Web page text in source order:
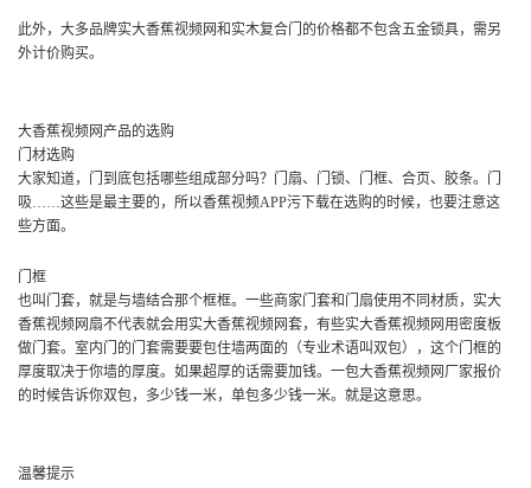
此外，大多品牌实大香蕉视频网和实木复合门的价格都不包含五金锁具，需另
外计价购买。
大香蕉视频网产品的选购
门材选购
大家知道，门到底包括哪些组成部分吗？门扇、门锁、门框、合页、胶条。门
吸……这些是最主要的，所以香蕉视频APP污下载在选购的时候，也要注意这
些方面。
门框
也叫门套，就是与墙结合那个框框。一些商家门套和门扇使用不同材质，实大
香蕉视频网扇不代表就会用实大香蕉视频网套，有些实大香蕉视频网用密度板
做门套。室内门的门套需要要包住墙两面的（专业术语叫双包），这个门框的
厚度取决于你墙的厚度。如果超厚的话需要加钱。一包大香蕉视频网厂家报价
的时候告诉你双包，多少钱一米，单包多少钱一米。就是这意思。
温馨提示